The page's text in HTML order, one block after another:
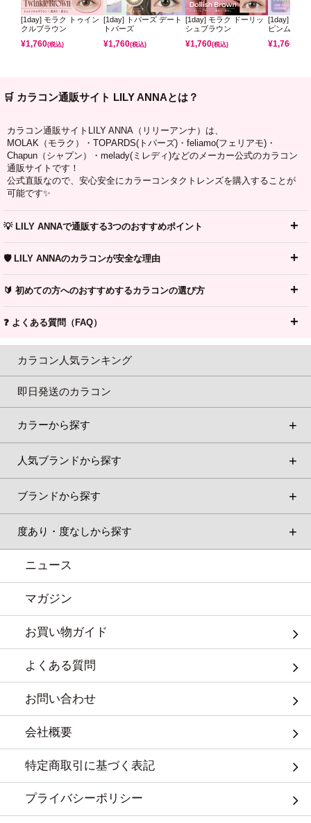
[1day] モラク トゥイン
クルブラウン
¥1,760(税込)
[1day] トパーズ デート
トパーズ
¥1,760(税込)
[1day] モラク ドーリッ
シュブラウン
¥1,760(税込)
[1day] ミレ
ピンムーン
¥1,760
🛒 カラコン通販サイト LILY ANNAとは？
カラコン通販サイトLILY ANNA（リリーアンナ）は、
MOLAK（モラク）・TOPARDS(トパーズ)・feliamo(フェリアモ)・
Chapun（シャプン）・melady(ミレディ)などのメーカー公式のカラコン
通販サイトです！
公式直販なので、安心安全にカラーコンタクトレンズを購入することが
可能です✨
💡 LILY ANNAで通販する3つのおすすめポイント
🛡️ LILY ANNAのカラコンが安全な理由
🔰 初めての方へのおすすめするカラコンの選び方
❓ よくある質問（FAQ）
カラコン人気ランキング
即日発送のカラコン
カラーから探す
人気ブランドから探す
ブランドから探す
度あり・度なしから探す
ニュース
マガジン
お買い物ガイド
よくある質問
お問い合わせ
会社概要
特定商取引に基づく表記
プライバシーポリシー